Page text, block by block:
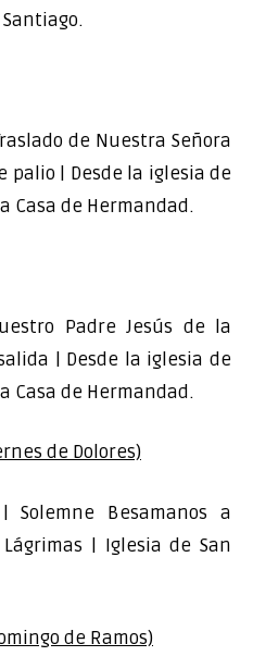
de Nuestra Señora
palio | Desde la iglesia de
Casa de Hermandad.
Padre Jesús de la
| Desde la iglesia de
Casa de Hermandad.
de Dolores)
Besamanos a
| Iglesia de San
de Ramos)